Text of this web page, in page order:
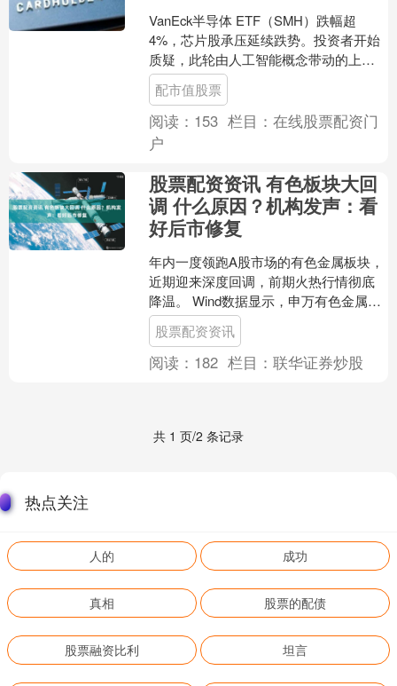
VanEck半导体 ETF（SMH）跌幅超
4%，芯片股承压延续跌势。投资者开始
质疑，此轮由人工智能概念带动的上涨
行情，是否已让板块估值脱离基本面支
撑。 市场情....
配市值股票
阅读： 153 栏目：在线股票配资门
户
股票配资资讯 有色板块大回
调 什么原因？机构发声：看
好后市修复
年内一度领跑A股市场的有色金属板块，
近期迎来深度回调，前期火热行情彻底
降温。 Wind数据显示，申万有色金属指
数自年内高点回撤幅度已超20%，板块年
内收益大幅缩....
股票配资资讯
阅读： 182 栏目：联华证券炒股
共 1 页/2 条记录
热点关注
人的 成功
真相 股票的配债
股票融资比利 坦言